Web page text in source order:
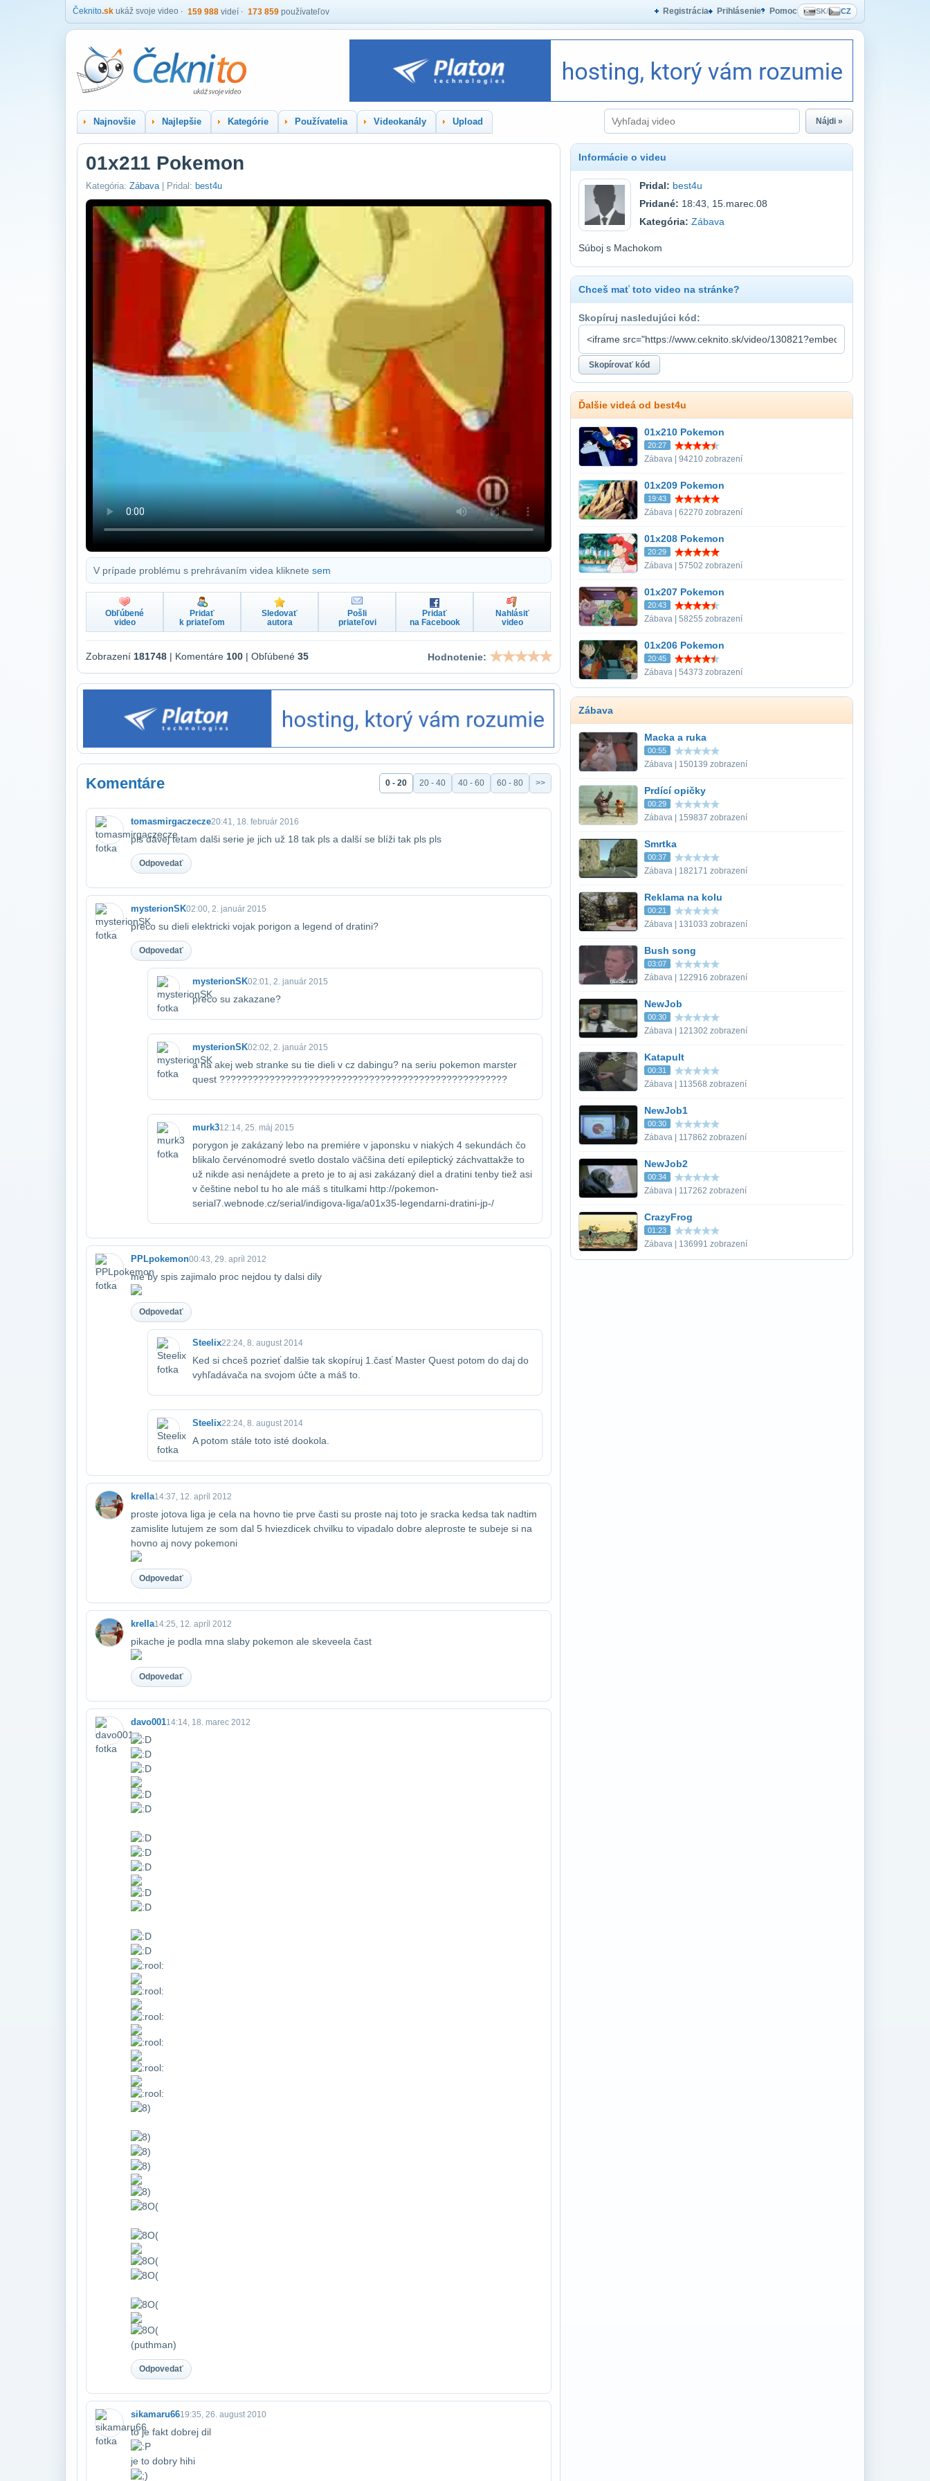
Čeknito.sk ukáž svoje video 159 988 videí 173 859 používateľov Registrácia Prihlásenie Pomoc SK/ CZ
Najnovšie Najlepšie Kategórie Používatelia Videokanály Upload Nájdi »
01x211 Pokemon
Kategória: Zábava| Pridal: best4u
V prípade problému s prehrávaním videa kliknete sem
Obľúbené
video
Pridať
k priateľom
Sledovať
autora
Pošli
priateľovi
Pridať
na Facebook
Nahlásiť
video
Zobrazení 181748 | Komentáre 100 | Obľúbené 35 Hodnotenie:
Komentáre 0 - 20 20 - 40 40 - 60 60 - 80 >>
tomasmirgaczecze20:41, 18. február 2016
pls dávej tetam dalši serie je jich už 18 tak pls a další se blíži tak pls pls
Odpovedať
mysterionSK02:00, 2. január 2015
preco su dieli elektricki vojak porigon a legend of dratini?
Odpovedať
mysterionSK02:01, 2. január 2015
preco su zakazane?
mysterionSK02:02, 2. január 2015
a na akej web stranke su tie dieli v cz dabingu? na seriu pokemon marster​
quest ????????????????????????????????????????????????????
murk312:14, 25. máj 2015
porygon je zakázaný lebo na premiére v japonsku v niakých 4 sekundách čo​​
blikalo červénomodré svetlo dostalo väčšina detí epileptický záchvat​takže to
už nikde asi nenájdete a preto je to aj asi zakázaný diel a dratini ten​by tiež asi
v češtine nebol tu ho ale máš s titulkami ​http://pokemon-
serial7.webnode.cz/serial/indigova-liga/a01x35-legendarni-dratini-jp-/
PPLpokemon00:43, 29. apríl 2012
me by spis zajimalo proc nejdou ty dalsi dily
Odpovedať
Steelix22:24, 8. august 2014
Ked si chceš pozrieť dalšie tak skopíruj 1.časť Master Quest potom do daj do​
vyhľadávača na svojom účte a máš to.
Steelix22:24, 8. august 2014
A potom stále toto isté dookola.
krella14:37, 12. apríl 2012
proste jotova liga je cela na hovno tie prve časti su proste naj toto je sracka ked​sa tak nadtim
zamislite lutujem ze som dal 5 hviezdicek chvilku to vipadalo dobre ale​proste te subeje si na
hovno aj novy pokemoni
Odpovedať
krella14:25, 12. apríl 2012
pikache je podla mna slaby pokemon ale skeveela čast
Odpovedať
davo00114:14, 18. marec 2012
(puthman)
Odpovedať
sikamaru6619:35, 26. august 2010
to je fakt dobrej dil
je to dobry hihi​
Informácie o videu
Pridal: best4u
Pridané: 18:43, 15.marec.08
Kategória: Zábava
Súboj s Machokom
Chceš mať toto video na stránke?
Skopíruj nasledujúci kód:
Ďalšie videá od best4u
01x210 Pokemon
20:27
Zábava | 94210 zobrazení
01x209 Pokemon
19:43
Zábava | 62270 zobrazení
01x208 Pokemon
20:29
Zábava | 57502 zobrazení
01x207 Pokemon
20:43
Zábava | 58255 zobrazení
01x206 Pokemon
20:45
Zábava | 54373 zobrazení
Zábava
Macka a ruka
00:55
Zábava | 150139 zobrazení
Prdící opičky
00:29
Zábava | 159837 zobrazení
Smrtka
00:37
Zábava | 182171 zobrazení
Reklama na kolu
00:21
Zábava | 131033 zobrazení
Bush song
03:07
Zábava | 122916 zobrazení
NewJob
00:30
Zábava | 121302 zobrazení
Katapult
00:31
Zábava | 113568 zobrazení
NewJob1
00:30
Zábava | 117862 zobrazení
NewJob2
00:34
Zábava | 117262 zobrazení
CrazyFrog
01:23
Zábava | 136991 zobrazení